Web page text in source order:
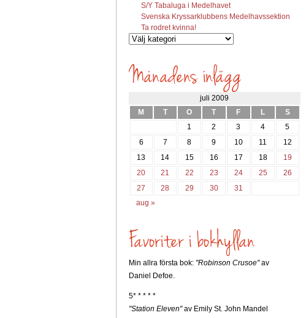
S/Y Tabaluga i Medelhavet
Svenska Kryssarklubbens Medelhavssektion
Ta rodret kvinna!
Vilka
söks?
juli 2009
M
T O T F L
S
1
2 3 4
5
6
7 8 9 10 11
12
13
14 15 16 17 18
19
20
21 22 23 24 25
26
27
28 29 30
31
aug »
Min allra första bok: "Robinson Crusoe"av
Daniel Defoe.
5* * * * *
"Station Eleven"av Emily St. John Mandel